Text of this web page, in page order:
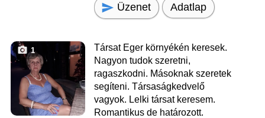
Üzenet Adatlap
1
Társat Eger környékén keresek.
Nagyon tudok szeretni,
ragaszkodni. Másoknak szeretek
segíteni. Társaságkedvelő
vagyok. Lelki társat keresem.
Romantikus de határozott.